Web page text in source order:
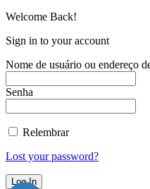
Welcome Back!
Sign in to your account
Nome de usuário ou endereço
Senha
Relembrar
Lost your password?